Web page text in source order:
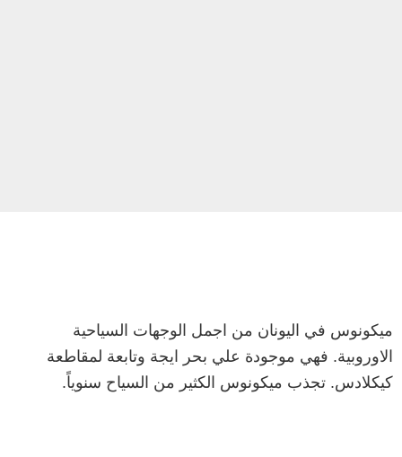
ميكونوس في اليونان من اجمل الوجهات السياحية
الاوروبية. فهي موجودة علي بحر ايجة وتابعة لمقاطعة
كيكلادس. تجذب ميكونوس الكثير من السياح سنوياً.